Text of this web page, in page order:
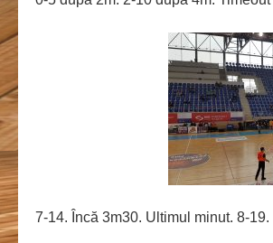
7-14. Încă 3m30. Ultimul minut. 8-19.